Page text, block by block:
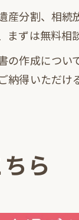
産分割、相
まずは無料相
の作成につい
納得いただ
ら